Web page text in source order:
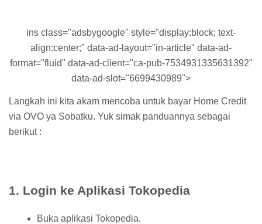
ins class="adsbygoogle" style="display:block; text-
align:center;" data-ad-layout="in-article" data-ad-
format="fluid" data-ad-client="ca-pub-7534931335631392"
data-ad-slot="6699430989">
Langkah ini kita akam mencoba untuk bayar Home Credit
via OVO ya Sobatku. Yuk simak panduannya sebagai
berikut :
1. Login ke Aplikasi Tokopedia
Buka aplikasi Tokopedia.